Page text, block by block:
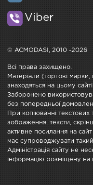
Viber
© ACMODASI, 2010 -2026
Всі права захищено.
Матеріали (торгові
знаходяться на цьому
Заборонено
без попередньої
При копіюванні текстових
зображення, тексти,
активне посилання на
має супроводжувати такий
Адміністрація сайту не
інформацію розміщену на